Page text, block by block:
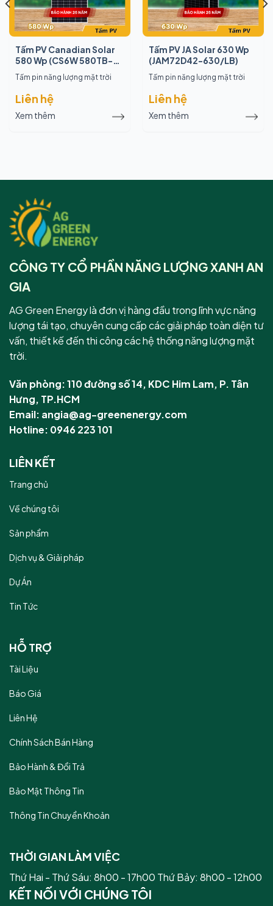
Tấm PV Canadian Solar
580 Wp (CS6W 580TB-
Tấm pin năng lượng mặt trời
Liên hệ
Xem thêm
Tấm PV JA Solar 630 Wp
(JAM72D42-630/LB)
Tấm pin năng lượng mặt trời
Liên hệ
Xem thêm
CÔNG TY CỔ PHẦN NĂNG LƯỢNG XANH AN
GIA
AG Green Energy là đơn vị hàng đầu trong lĩnh vực năng
lượng tái tạo, chuyên cung cấp các giải pháp toàn diện tư
vấn, thiết kế đến thi công các hệ thống năng lượng mặt
trời.
Văn phòng: 110 đường số 14, KDC Him Lam, P. Tân
Hưng, TP.HCM
Email: angia@ag-greenenergy.com
Hotline: 0946 223 101
LIÊN KẾT
Trang chủ
Về chúng tôi
Sản phẩm
Dịch vụ & Giải pháp
Dự Án
Tin Tức
HỖ TRỢ
Tài Liệu
Báo Giá
Liên Hệ
Chính Sách Bán Hàng
Bảo Hành & Đổi Trả
Bảo Mật Thông Tin
Thông Tin Chuyển Khoản
THỜI GIAN LÀM VIỆC
Thứ Hai - Thứ Sáu: 8h00 - 17h00 Thứ Bảy: 8h00 - 12h00
KẾT NỐI VỚI CHÚNG TÔI